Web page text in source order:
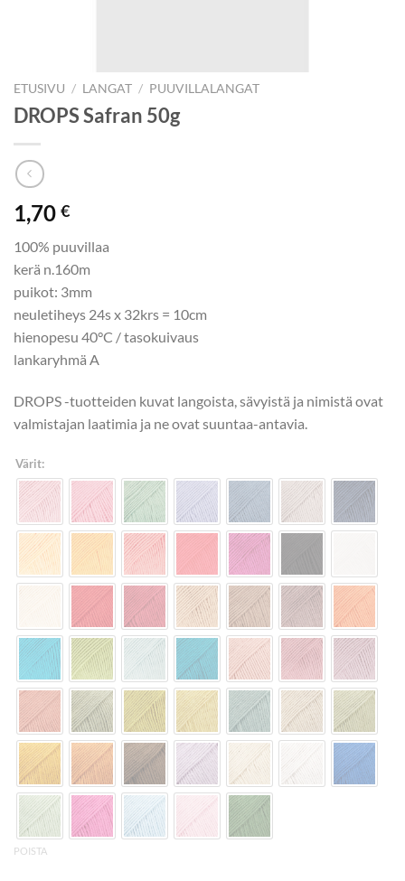
ETUSIVU / LANGAT / PUUVILLALANGAT
DROPS Safran 50g
1,70 €
100% puuvillaa
kerä n.160m
puikot: 3mm
neuletiheys 24s x 32krs = 10cm
hienopesu 40°C / tasokuivaus
lankaryhmä A
DROPS -tuotteiden kuvat langoista, sävyistä ja nimistä ovat
valmistajan laatimia ja ne ovat suuntaa-antavia.
Värit:
POISTA